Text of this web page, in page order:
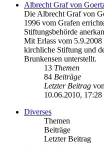
Albrecht Graf von
Die Albrecht Graf von
1996 vom Grafen
Stiftungsbehörde
Mit Erlass vom
kirchliche Stiftung und
Brunkensen unterstellt.
13 Themen
84 Beiträge
Letzter Beitrag
10.06.2010, 17:28
Diverses
Themen
Beiträge
Letzter Beitrag